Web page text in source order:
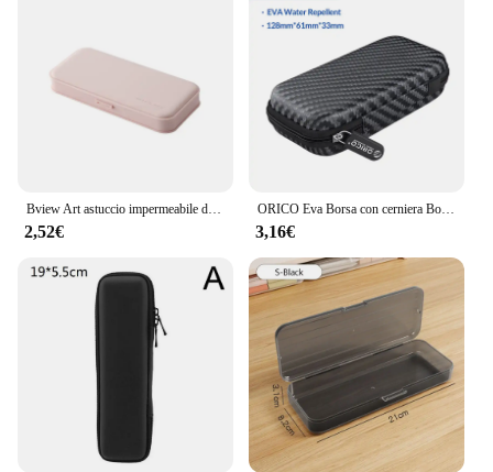
Bview Art astuccio impermeabile di grande capacità semplice e carino organizzatore di cancelleria forniture per ufficio scolastico regalo per bambini
2,52€
ORICO Eva Borsa con cerniera Borsa protettiva per caricabatterie per telefono cellulare Disco rigido per disco rigido esterno M.2/auricolare/linea dati Custodia HDD nera
3,16€